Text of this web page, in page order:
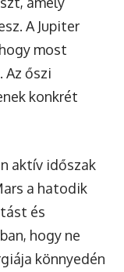
A Jupiter
most
Az őszi
konkrét
aktív időszak
a hatodik
és
hogy ne
könnyedén